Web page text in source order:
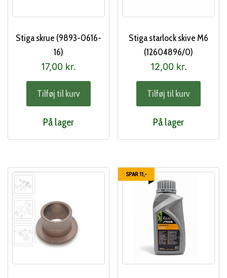
Stiga skrue (9893-0616-
16)
17,00 kr.
Tilføj til kurv
På lager
Stiga starlock skive M6
(12604896/0)
12,00 kr.
Tilføj til kurv
På lager
SPAR 11,-